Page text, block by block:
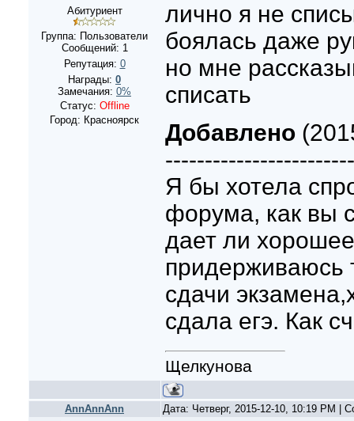
Абитуриент
Группа: Пользователи
Сообщений: 1
Репутация: 0
Награды: 0
Замечания: 0%
Статус: Offline
Город: Красноярск
лично я не
боялась даже
но мне
списать
Добавлено
Я бы хотела
форума, как вы
дает ли
сдачи
сдала егэ. Как
Щелкунова
AnnAnnAnn Дата: Четверг, 2015-12-10, 10:19 PM |